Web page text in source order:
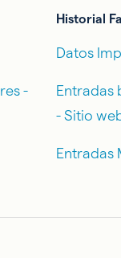
-
Historial
Datos
Entradas
- Sitio
Entradas